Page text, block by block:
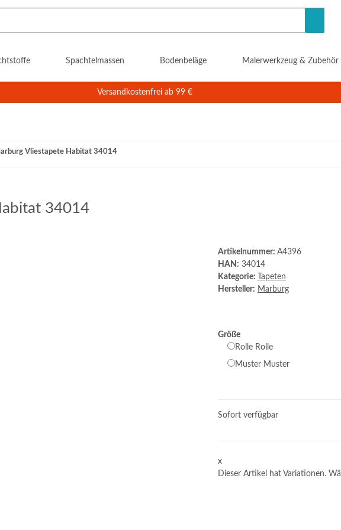
Spachtelmassen Bodenbeläge Malerwerkzeug & Zubehör
Versandkostenfrei ab 99 €
Vliestapete Habitat 34014
34014
Artikelnummer: A4396
HAN: 34014
Kategorie:
Tapeten
Hersteller: Marburg
Größe
Rolle Rolle
Muster Muster
Sofort verfügbar
x
Dieser Artikel hat Variationen.